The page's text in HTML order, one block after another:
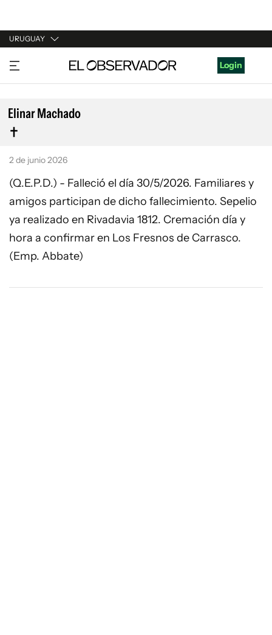
URUGUAY
URUGUAY
ARGENTINA
ESPAÑA
ESTADOS UNIDOS
Login
Elinar Machado
2 de junio 2026
(Q.E.P.D.) - Falleció el día 30/5/2026. Familiares y
amigos participan de dicho fallecimiento. Sepelio
ya realizado en Rivadavia 1812. Cremación día y
hora a confirmar en Los Fresnos de Carrasco.
(Emp. Abbate)